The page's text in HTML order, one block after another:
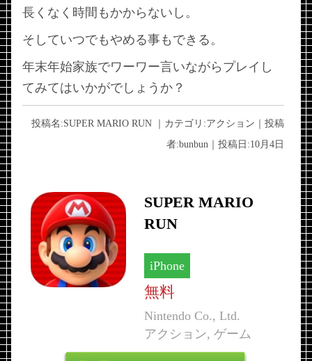
長くなく時間もかからないし。
そしていつでもやめる事もできる。
年末年始家族でワーワー言いながらプレイし
てみてはいかがでしょうか？
投稿名:SUPER MARIO RUN ｜カテゴリ:アクション ｜投稿
者:bunbun ｜投稿日:10月4日
SUPER MARIO
RUN
iPhone
無料
Nintendo Co., Ltd.
アクション, ゲーム